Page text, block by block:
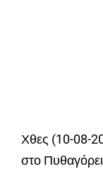
Χθες (10-08-
στο